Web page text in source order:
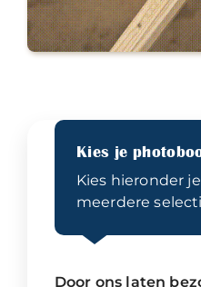
Kies je
Kies hieronder
meerdere
Door ons laten